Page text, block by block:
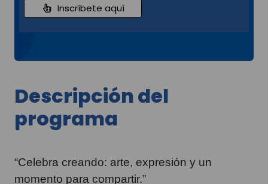
Inscríbete aquí
Descripción del
programa
“Celebra creando: arte, expresión y un
momento para compartir.”